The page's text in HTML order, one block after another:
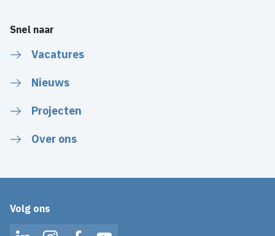
Snel naar
Vacatures
Nieuws
Projecten
Over ons
Volg ons